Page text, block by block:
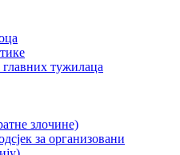
тужилаца
злочине)
за организовани